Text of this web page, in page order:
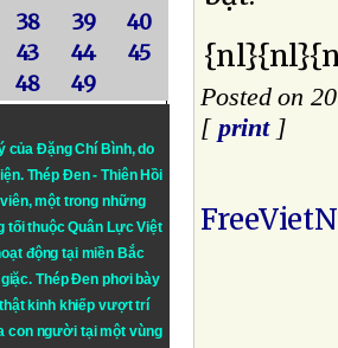
38 39
40
43 44
45
48 49
của Đặng Chí Bình, do
Thép Đen- Thiên Hồi
một trong những
tối thuộc Quân Lực Việt
động tại miền Bắc
Thép Đen phơi bày
kinh khiếp vượt trí
con người tại một vùng
Posted on
[ print]